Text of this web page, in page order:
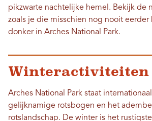
pikzwarte nachtelijke hemel. Bekijk de
zoals je die misschien nog nooit
donker in Arches National Park.
Winteractiviteiten
Arches National Park staat
gelijknamige rotsbogen en het
rotslandschap. De winter is het